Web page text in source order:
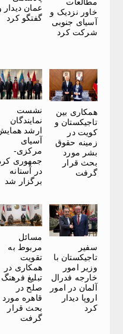
خاور نزدیک و
آسیای جنوبی
شرکت کرد
عمان دیدار
گفتگو کرد
همکاری بین
تاجیکستان و
کویت در
زمینه حقوق
بشر مورد
بحث قرار
گرفت
نشست
نمایندگان
ارشد
آسیای
مرکزی-
جمهوری
در آستانه
برگزار شد
سفیر
تاجیکستان با
وزیر امور
خارجه فدرال
آلمان در امور
اروپا دیدار
کرد
مسائل
مربوط به
تقویت
همکاری در
تبلیغ فرهنگ
صلح در
قاهره مورد
بحث قرار
گرفت